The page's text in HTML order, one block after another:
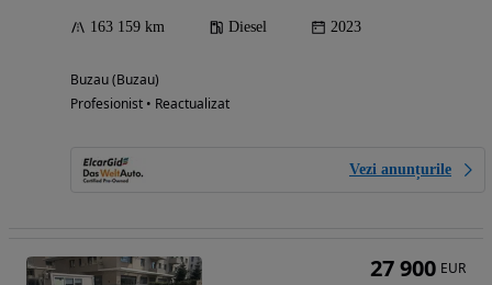
163 159 km Diesel 2023
Buzau (Buzau)
Profesionist • Reactualizat
Vezi anunțurile
27 900 EUR